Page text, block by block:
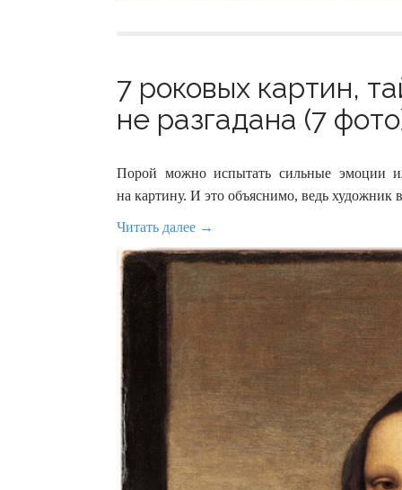
7 роковых картин,
не разгадана (7
Порой можно испытать сильные эмоции
на картину. И это объяснимо, ведь художник
Читать далее →